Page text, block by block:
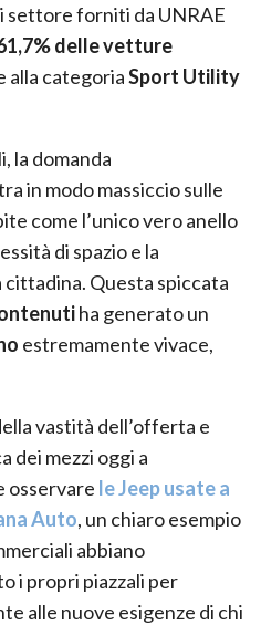
settore forniti da UNRAE
delle vetture
alla categoriaSport Utility
la domanda
in modo massiccio sulle
come l’unico vero anello
di spazio e la
Questa spiccata
ha generato un
estremamente vivace,
vastità dell’offerta e
dei mezzi oggi a
osservare le Jeep usate a
Auto, un chiaro esempio
abbiano
i propri piazzali per
alle nuove esigenze di chi